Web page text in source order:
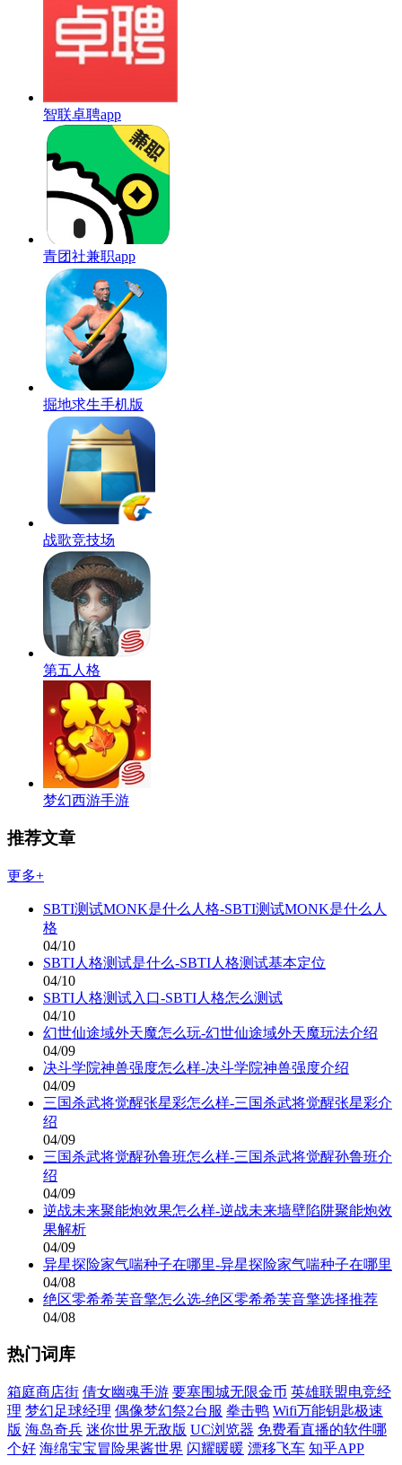
智联卓聘app
青团社兼职app
掘地求生手机版
战歌竞技场
第五人格
梦幻西游手游
推荐文章
更多+
SBTI测试MONK是什么人格-SBTI测试MONK是什么人
格
04/10
SBTI人格测试是什么-SBTI人格测试基本定位
04/10
SBTI人格测试入口-SBTI人格怎么测试
04/10
幻世仙途域外天魔怎么玩-幻世仙途域外天魔玩法介绍
04/09
决斗学院神兽强度怎么样-决斗学院神兽强度介绍
04/09
三国杀武将觉醒张星彩怎么样-三国杀武将觉醒张星彩介
绍
04/09
三国杀武将觉醒孙鲁班怎么样-三国杀武将觉醒孙鲁班介
绍
04/09
逆战未来聚能炮效果怎么样-逆战未来墙壁陷阱聚能炮效
果解析
04/09
异星探险家气喘种子在哪里-异星探险家气喘种子在哪里
04/08
绝区零希希芙音擎怎么选-绝区零希希芙音擎选择推荐
04/08
热门词库
箱庭商店街 倩女幽魂手游 要塞围城无限金币 英雄联盟电竞经
理 梦幻足球经理 偶像梦幻祭2台服 拳击鸭 Wifi万能钥匙极速
版 海岛奇兵 迷你世界无敌版 UC浏览器 免费看直播的软件哪
个好 海绵宝宝冒险果酱世界 闪耀暖暖 漂移飞车 知乎APP